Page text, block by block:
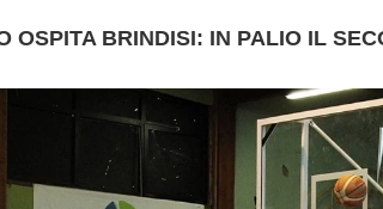
OSPITA BRINDISI: IN PALIO IL